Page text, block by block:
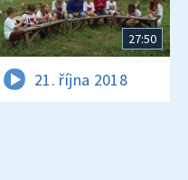
27:50
21. října 2018